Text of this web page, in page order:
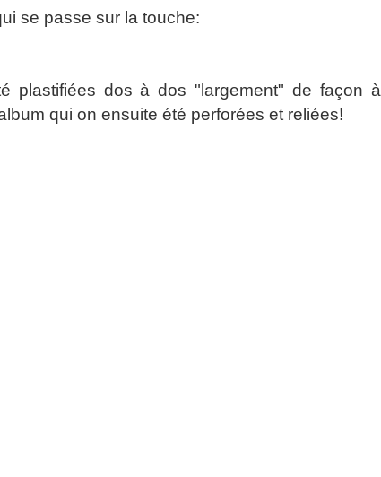
se passe sur la touche:
plastifiées dos à dos "largement" de façon à
qui on ensuite été perforées et reliées!